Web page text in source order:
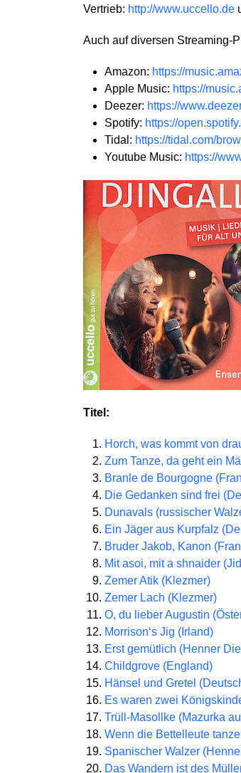
Vertrieb: http://www.uccello.de
Auch auf diversen Streaming-
Amazon: https://
Apple Music: https://
Deezer: https://
Spotify: https://
Tidal: https://tidal.com/
Youtube Music: https://
Titel:
Horch, was kommt von
Zum Tanze, da geht ein
Branle de Bourgogne
Die Gedanken sind frei
Dunavals (russischer
Ein Jäger aus Kurpfalz
Bruder Jakob, Kanon
Mit asoi, mit a shnaider
Zemer Atik (Klezmer)
Zemer Lach (Klezmer)
O, du lieber Augustin
Morrison‘s Jig (Irland)
Erst gemütlich (Henner
Childgrove (England)
Hänsel und Gretel
Es waren zwei
Trüll-Masollke (Mazurka
Wenn die Bettelleute
Spanischer Walzer
Das Wandern ist des